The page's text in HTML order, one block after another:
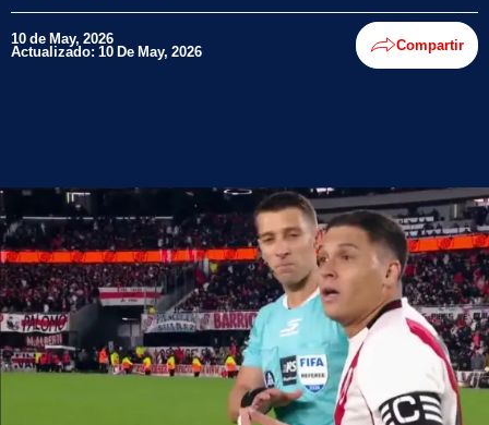
10 de May, 2026
Actualizado: 10 De May, 2026 Compartir